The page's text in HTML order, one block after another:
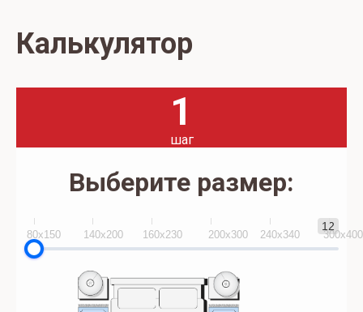
Калькулятор
1
шаг
Выберите размер:
12
80x150 140х200 160х230 200х300 240х340 300х400